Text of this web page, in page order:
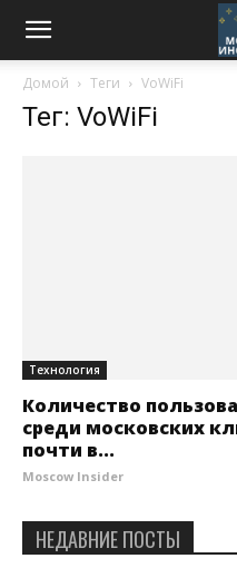
Домой Теги VoWiFi
Тег: VoWiFi
Технология
Количество
среди московских
почти в...
Moscow Insider
НЕДАВНИЕ ПОСТЫ